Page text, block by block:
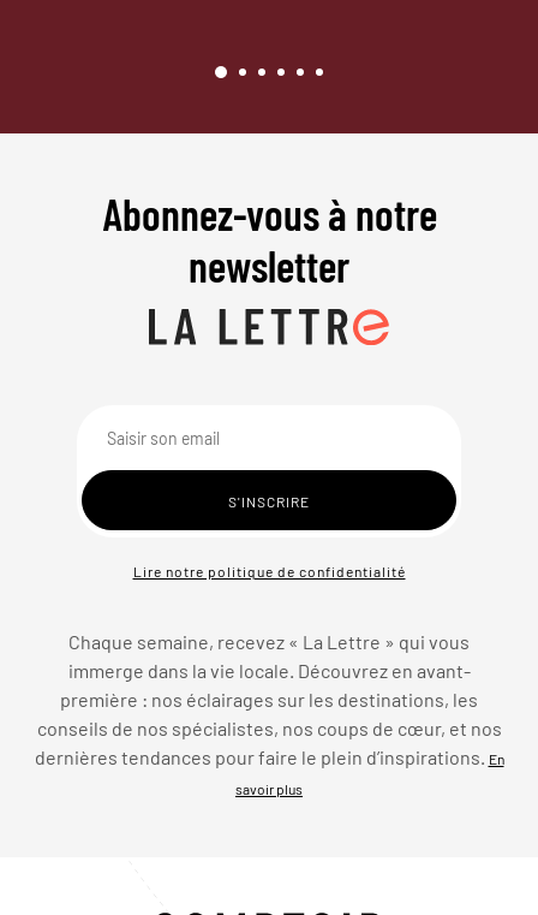
Abonnez-vous à notre
newsletter
Lire notre politique de confidentialité
Chaque semaine, recevez « La Lettre » qui vous
immerge dans la vie locale. Découvrez en avant-
première : nos éclairages sur les destinations, les
conseils de nos spécialistes, nos coups de cœur, et nos
dernières tendances pour faire le plein d’inspirations.
En
savoir plus